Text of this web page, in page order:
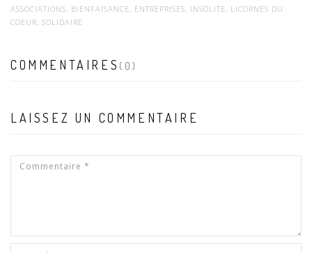
ASSOCIATIONS, BIENFAISANCE , ENTREPRISES, INSOLITE , LICORNES DU
COEUR, SOLIDAIRE
COMMENTAIRES (0)
LAISSEZ UN COMMENTAIRE